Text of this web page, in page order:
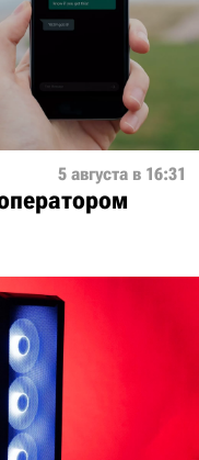
5 августа в 16:31